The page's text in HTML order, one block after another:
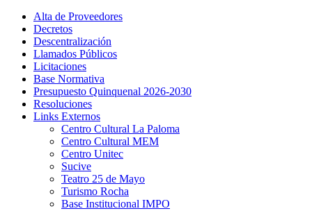
Alta de Proveedores
Decretos
Descentralización
Llamados Públicos
Licitaciones
Base Normativa
Presupuesto Quinquenal 2026-2030
Resoluciones
Links Externos
Centro Cultural La Paloma
Centro Cultural MEM
Centro Unitec
Sucive
Teatro 25 de Mayo
Turismo Rocha
Base Institucional IMPO